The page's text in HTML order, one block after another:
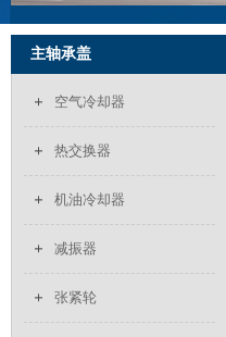
主轴承盖
空气冷却器
热交换器
机油冷却器
减振器
张紧轮